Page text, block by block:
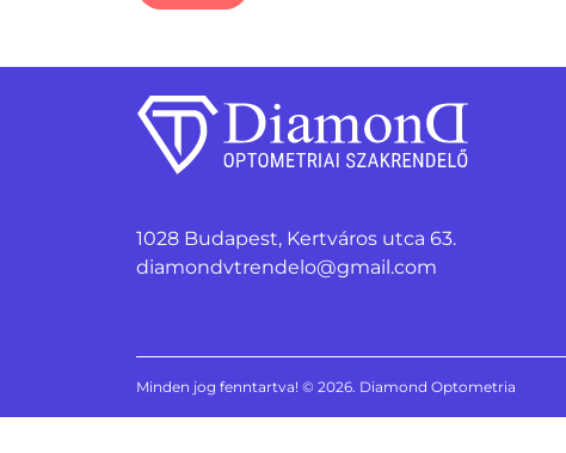
1028 Budapest, Kertváros utca 63.
diamondvtrendelo@gmail.com
Minden jog fenntartva! © 2026. Diamond Optometria